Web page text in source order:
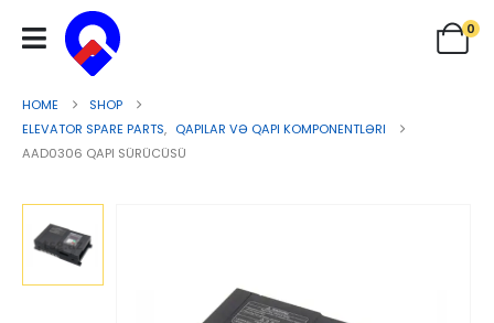
0
HOME
SHOP
ELEVATOR SPARE PARTS, QAPILAR VƏ QAPI KOMPONENTLƏRI
AAD0306 QAPI SÜRÜCÜSÜ